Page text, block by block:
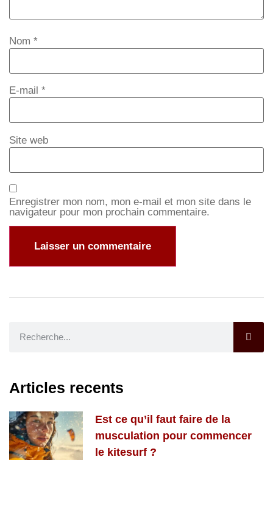
Nom *
E-mail *
Site web
Enregistrer mon nom, mon e-mail et mon site dans le
navigateur pour mon prochain commentaire.
Articles recents
Est ce qu’il faut faire de la
musculation pour commencer
le kitesurf ?